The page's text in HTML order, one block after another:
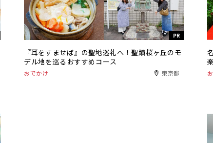
PR
『耳をすませば』の聖地巡礼へ！聖蹟桜ヶ丘のモ
デル地を巡るおすすめコース
おでかけ 東京都